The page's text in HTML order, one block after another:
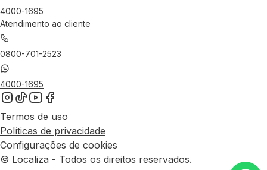
4000-1695
Atendimento ao cliente
0800-701-2523
4000-1695
Termos de uso
Políticas de privacidade
Configurações de cookies
© Localiza - Todos os direitos reservados.